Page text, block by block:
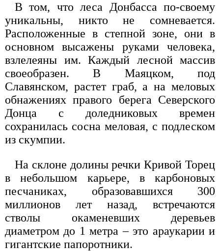
В том, что леса Донбасса по-своему
уникальны, никто не сомневается.
Расположенные в степной зоне, они в
основном высажены руками человека,
взлелеяны им. Каждый лесной массив
своеобразен. В Маяцком, под
Славянском, растет граб, а на меловых
обнажениях правого берега Северского
Донца с доледниковых времен
сохранилась сосна меловая, с подлеском
из скумпии.
На склоне долины речки Кривой Торец
в небольшом карьере, в карбоновых
песчаниках, образовавшихся 300
миллионов лет назад, встречаются
стволы окаменевших деревьев
диаметром до 1 метра – это араукарии и
гигантские папоротники.